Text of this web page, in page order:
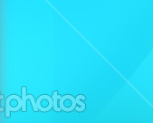
occur.
The
parts of
the
group.